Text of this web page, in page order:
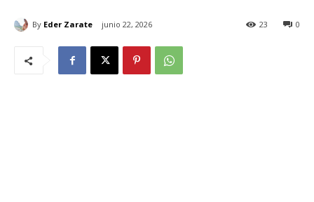
By Eder Zarate junio 22, 2026 0
23